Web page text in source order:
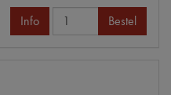
Info Bestel